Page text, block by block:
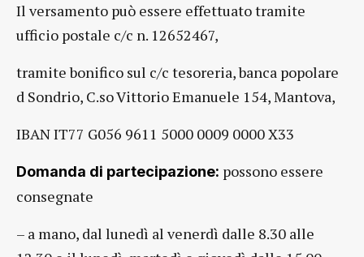
Il versamento può essere effettuato tramite
ufficio postale c/c n. 12652467,
tramite bonifico sul c/c tesoreria, banca popolare
d Sondrio, C.so Vittorio Emanuele 154, Mantova,
IBAN IT77 G056 9611 5000 0009 0000 X33
Domanda di partecipazione: possono essere
consegnate
– a mano, dal lunedì al venerdì dalle 8.30 alle